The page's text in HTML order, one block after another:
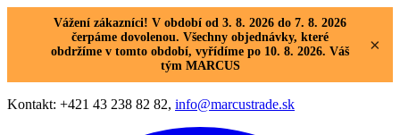
Vážení zákazníci! V období od 3. 8. 2026 do 7. 8. 2026
čerpáme dovolenou. Všechny objednávky, které
obdržíme v tomto období, vyřídíme po 10. 8. 2026. Váš
tým MARCUS
×
Kontakt: +421 43 238 82 82, info@marcustrade.sk